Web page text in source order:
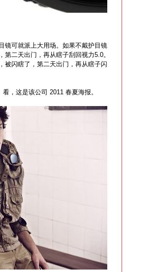
镜可就派上大用场。如果不戴护目镜
二天出门，再从瞎子刮回视力5.0。
被闪瞎了，第二天出门，再从瞎子闪
，这是该公司 2011 春夏海报。